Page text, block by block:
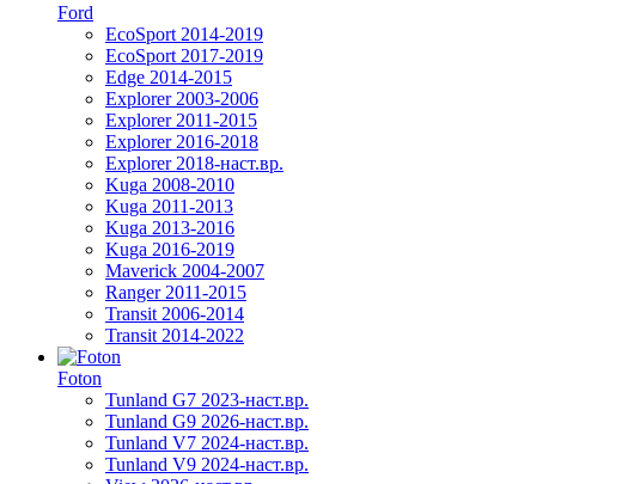
Ford
EcoSport 2014-2019
EcoSport 2017-2019
Edge 2014-2015
Explorer 2003-2006
Explorer 2011-2015
Explorer 2016-2018
Explorer 2018-наст.вр.
Kuga 2008-2010
Kuga 2011-2013
Kuga 2013-2016
Kuga 2016-2019
Maverick 2004-2007
Ranger 2011-2015
Transit 2006-2014
Transit 2014-2022
Foton
Tunland G7 2023-наст.вр.
Tunland G9 2026-наст.вр.
Tunland V7 2024-наст.вр.
Tunland V9 2024-наст.вр.